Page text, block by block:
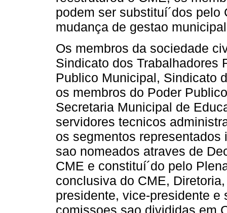
podem ser substituí´dos
mudança de gestao
Os membros da sociedade
Sindicato dos Trabalhadores
Publico Municipal, Sindicato
os membros do Poder
Secretaria Municipal de
servidores tecnicos
os segmentos
sao nomeados atraves de
CME e constituí´do pelo
conclusiva do CME,
presidente, vice-presidente e
comissoes sao divididas em